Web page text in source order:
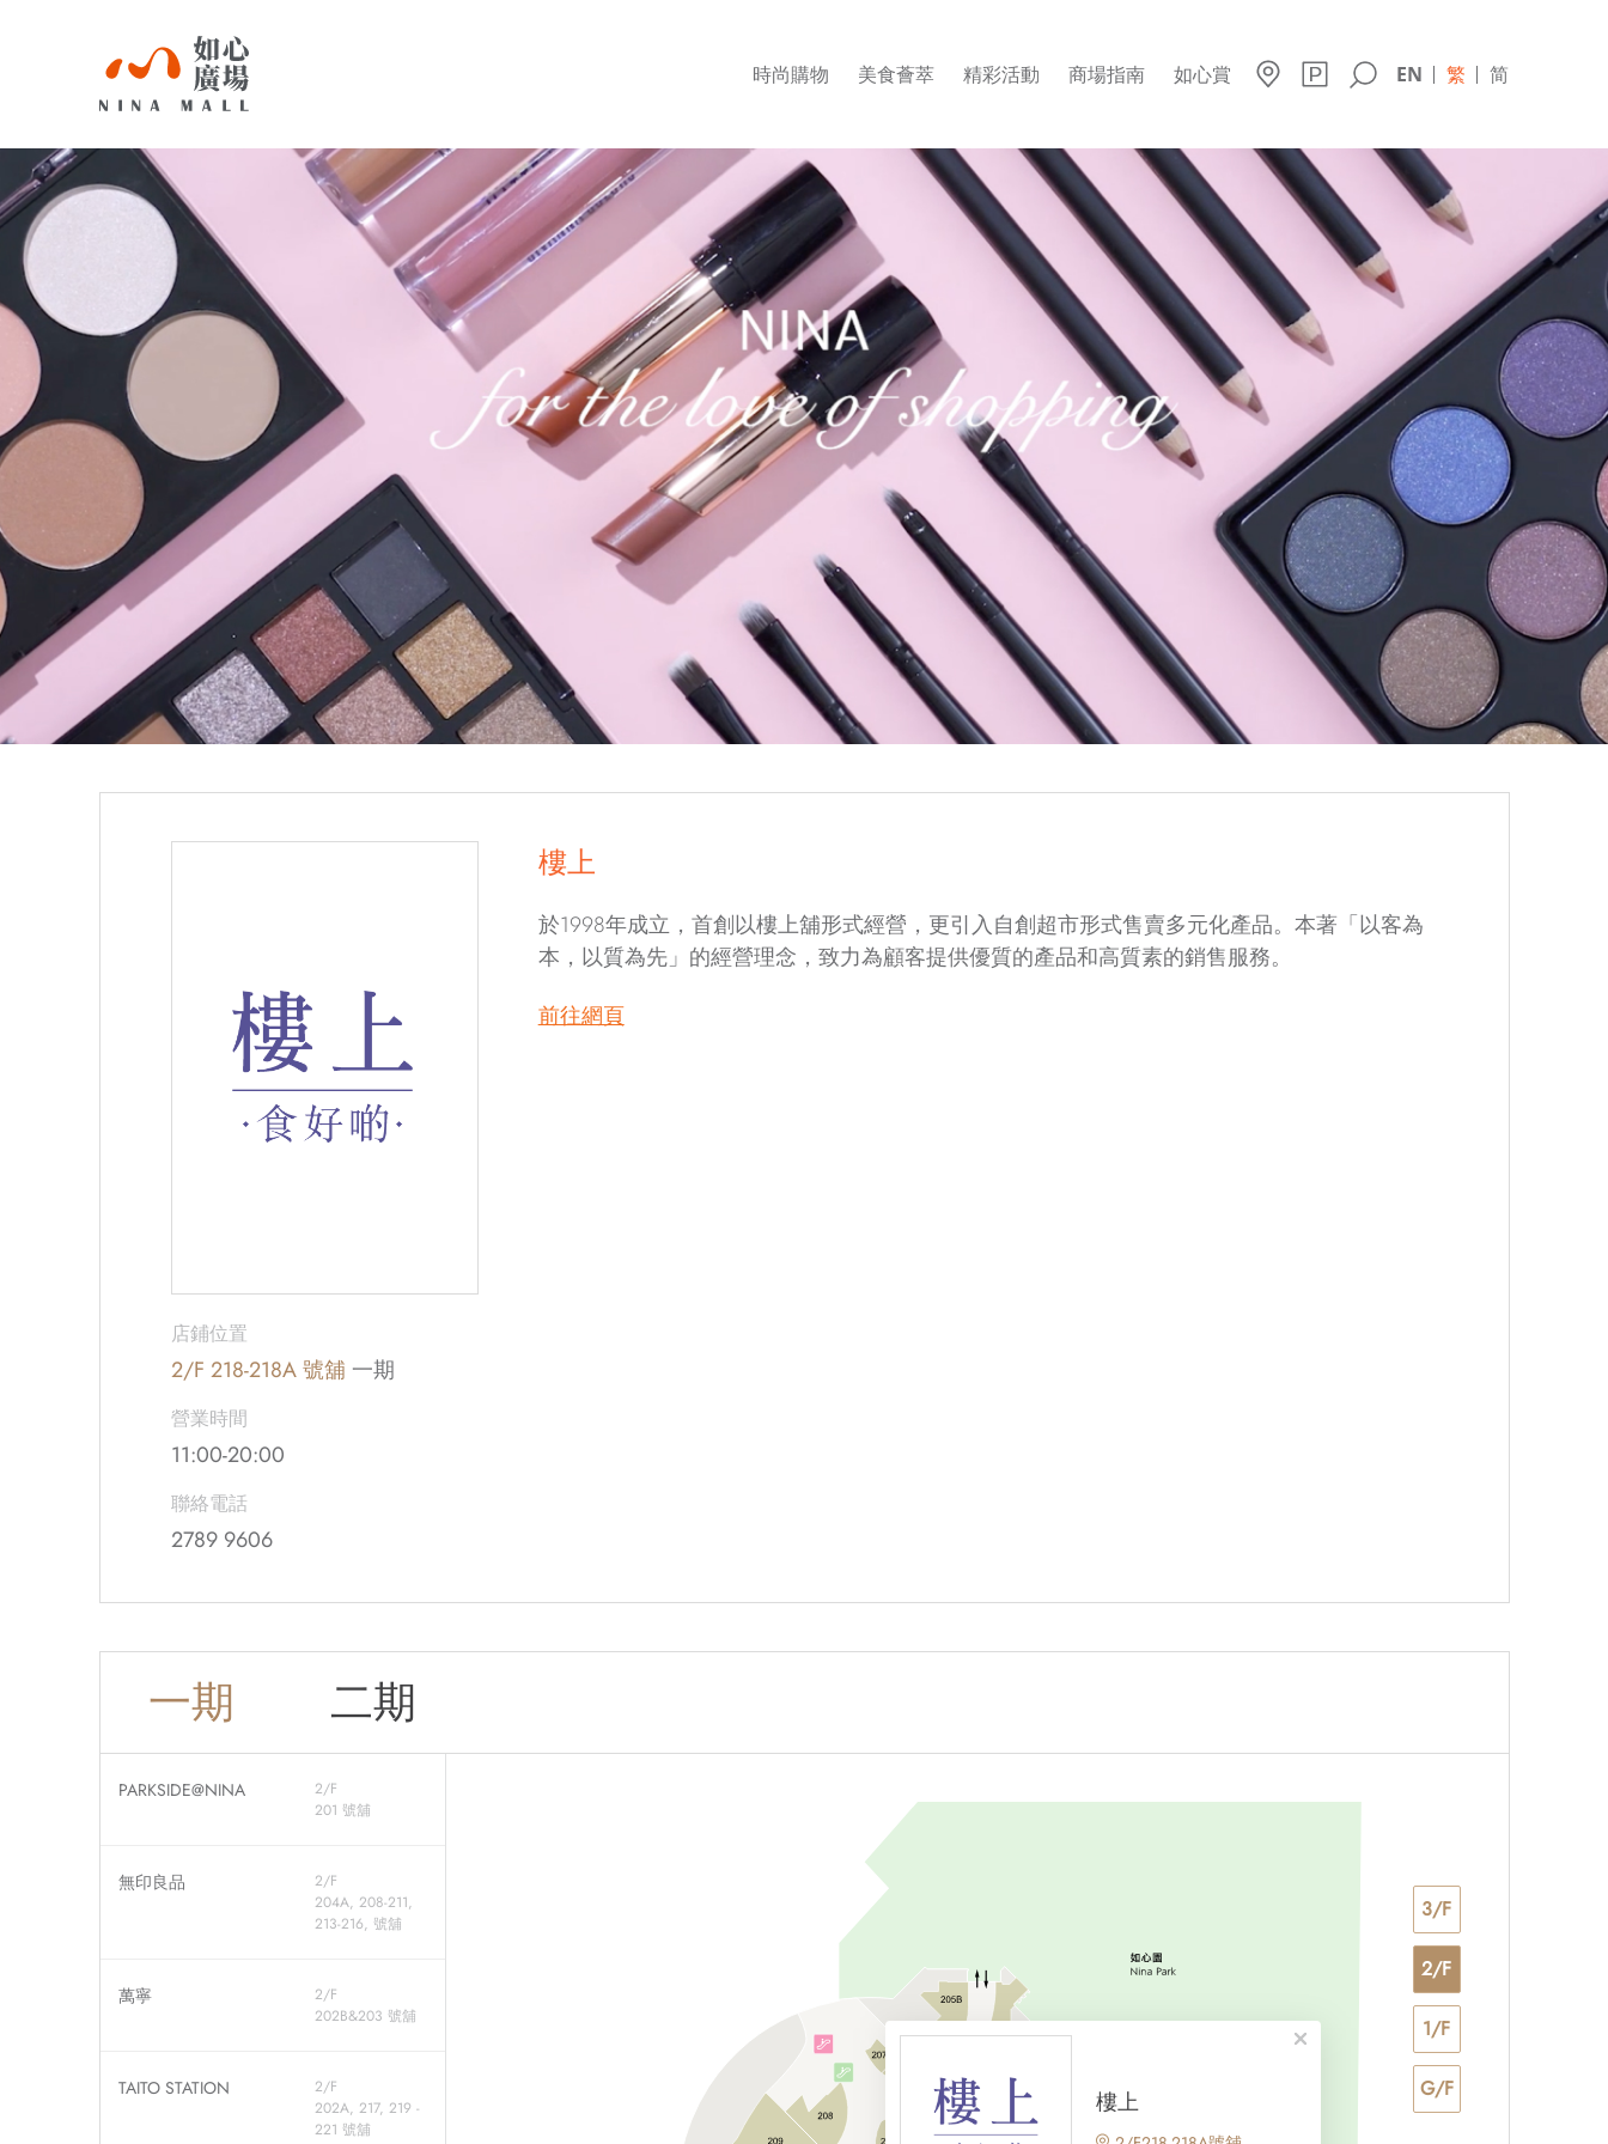
MALL
時尚購物 美食薈萃 精彩活動 商場指南 如心賞 EN 简
繁
店鋪位置
2/F 218-218A 號舖 一期
營業時間
11:00-20:00
聯絡電話
2789 9606
樓上
於1998年成立，首創以樓上舖形式經營，更引入自創超市形式售賣多元化產品。本著「以客為
本，以質為先」的經營理念，致力為顧客提供優質的產品和高質素的銷售服務。
前往網頁
一期 二期
PARKSIDE@NINA
2/F
201 號舖
無印良品
2/F
204A, 208-211,
213-216, 號舖
萬寧
2/F
202B&203 號舖
TAITO STATION
2/F
202A, 217, 219 -
221 號舖
G/F
1/F
2/F
3/F
樓上